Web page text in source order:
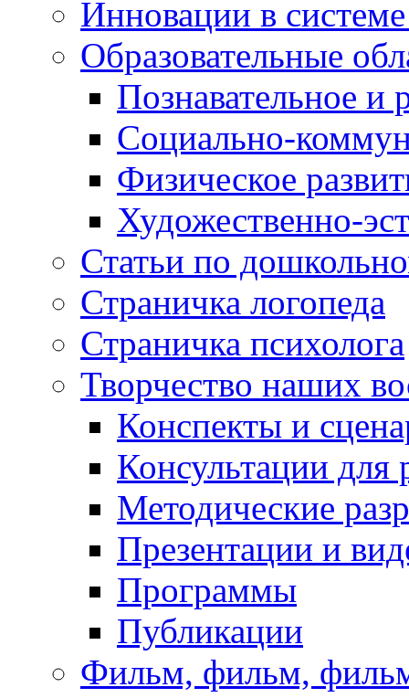
Инновации в
Образовательные
Познавательное и
Социально-
Физическое
Художественно-
Статьи по
Страничка логопеда
Страничка психолога
Творчество наших
Конспекты и
Консультации для
Методические
Презентации и
Программы
Публикации
Фильм, фильм,